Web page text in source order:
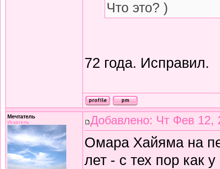
Что это? )
72 года. Исправил.
Мечтатель
Искатель Добавлено: Чт Фев 12,
Омара Хайяма на
лет - с тех пор как